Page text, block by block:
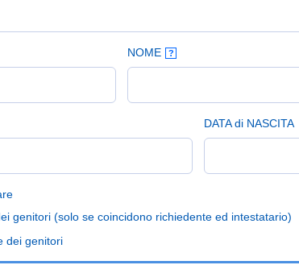
NOME ?
DATA di NASCITA
genitori (solo se coincidono richiedente ed intestatario)
dei genitori